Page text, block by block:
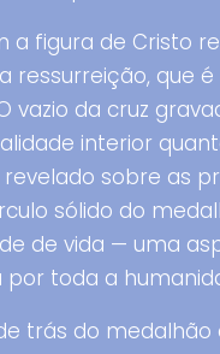
a figura de Cristo
ressurreição, que
vazio da cruz
interior
revelado sobre as
sólido do
de vida — uma
por toda a
trás do medalhão